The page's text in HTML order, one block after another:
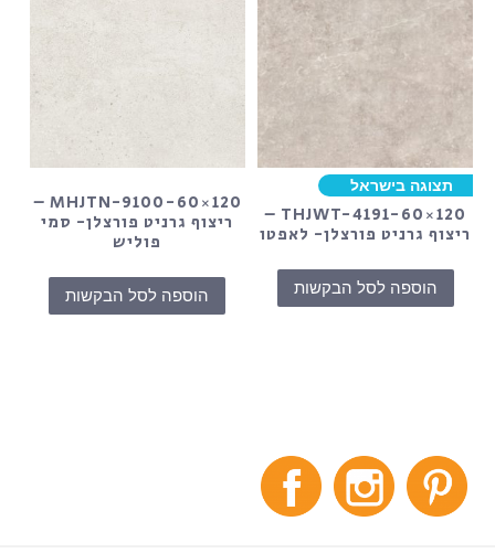
תצוגה בישראל
THJWT-4191-60×120 –
ריצוף גרניט פורצלן- לאפטו
הוספה לסל הבקשות
MHJTN-9100-60×120 –
ריצוף גרניט פורצלן- סמי
פוליש
הוספה לסל הבקשות